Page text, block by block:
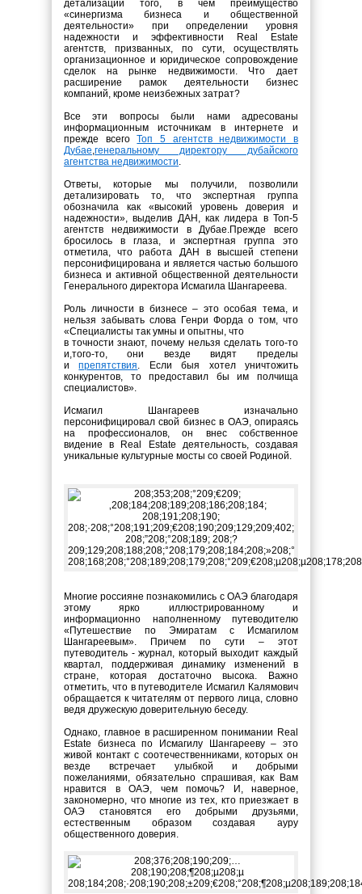
детализации того, в чем преимущество
«синергизма бизнеса и общественной
деятельности» при определении уровня
надежности и эффективности Real Estate
агентств, призванных, по сути, осуществлять
организационное и юридическое сопровождение
сделок на рынке недвижимости. Что дает
расширение рамок деятельности бизнес
компаний, кроме неизбежных затрат?
Все эти вопросы были нами адресованы
информационным источникам в интернете и
прежде всегоТоп 5 агентств недвижимости в
Дубае,генеральному директору дубайского
агентства недвижимости.
Ответы, которые мы получили, позволили
детализировать то, что экспертная группа
обозначила как «высокий уровень доверия и
надежности», выделив ДАН, как лидера в Топ-5
агентств недвижимости в Дубае.Прежде всего
бросилось в глаза, и экспертная группа это
отметила, что работа ДАН в высшей степени
персонифицирована и является частью большого
бизнеса и активной общественной деятельности
Генерального директора Исмагила Шангареева.
Роль личности в бизнесе – это особая тема, и
нельзя забывать слова Генри Форда о том, что
«Специалисты так умны и опытны, что
в точности знают, почему нельзя сделать того-то
и,того-то, они везде видят пределы
ипрепятствия. Если быя хотел уничтожить
конкурентов, то предоставил бы им полчища
специалистов».
Исмагил Шангареев изначально
персонифицировал свой бизнес в ОАЭ, опираясь
на профессионалов, он внес собственное
видение в Real Estate деятельность, создавая
уникальные культурные мосты со своей Родиной.
Многие россияне познакомились с ОАЭ благодаря
этому ярко иллюстрированному и
информационно наполненному путеводителю
«Путешествие по Эмиратам с Исмагилом
Шангареевым». Причем по сути – этот
путеводитель - журнал, который выходит каждый
квартал, поддерживая динамику изменений в
стране, которая достаточно высока. Важно
отметить, что в путеводителе Исмагил Калямович
обращается к читателям от первого лица, словно
ведя дружескую доверительную беседу.
Однако, главное в расширенном понимании Real
Estate бизнеса по Исмагилу Шангарееву – это
живой контакт с соотечественниками, которых он
везде встречает улыбкой и добрыми
пожеланиями, обязательно спрашивая, как Вам
нравится в ОАЭ, чем помочь? И, наверное,
закономерно, что многие из тех, кто приезжает в
ОАЭ становятся его добрыми друзьями,
естественным образом создавая ауру
общественного доверия.